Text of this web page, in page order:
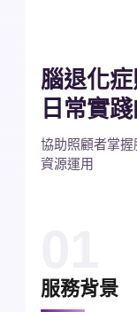
腦退化
日常實
協助照顧者掌
資源運用
服務背景